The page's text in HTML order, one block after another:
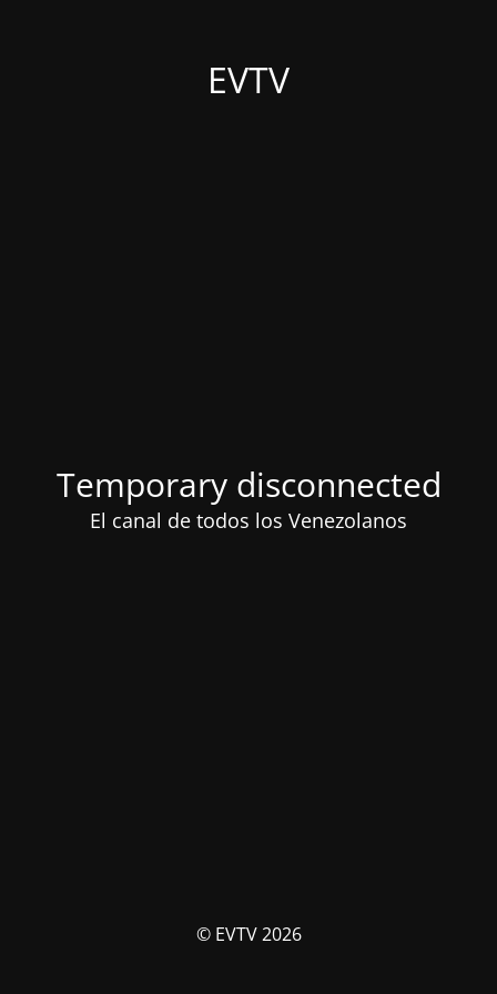
EVTV
Temporary disconnected
El canal de todos los Venezolanos
© EVTV 2026